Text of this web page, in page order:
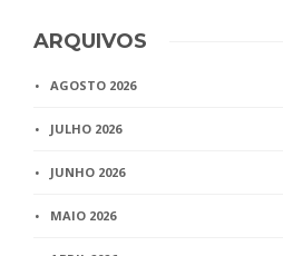
ARQUIVOS
AGOSTO 2026
JULHO 2026
JUNHO 2026
MAIO 2026